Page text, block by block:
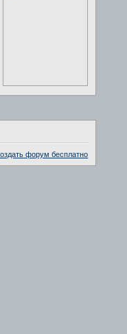
форум бесплатно